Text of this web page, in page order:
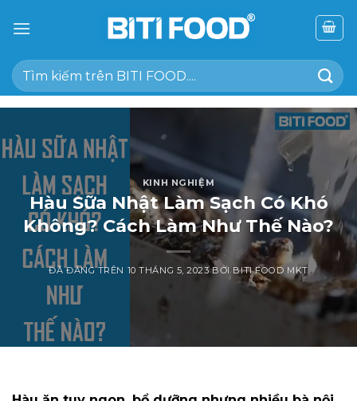
đến
dung
Tìm
kiếm:
KINH NGHIỆM
Hàu Sữa Nhật Làm Sạch Có Khó
Không? Cách Làm Như Thế Nào?
ĐÃ ĐĂNG TRÊN 10 THÁNG 5, 2023 BỞIBITI FOOD MKT